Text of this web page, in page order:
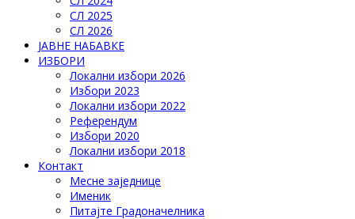
СЛ 2025
СЛ 2026
ЈАВНЕ НАБАВКЕ
ИЗБОРИ
Локални избори 2026
Избори 2023
Локални избори 2022
Референдум
Избори 2020
Локални избори 2018
Контакт
Месне заједнице
Именик
Питајте Градоначелника